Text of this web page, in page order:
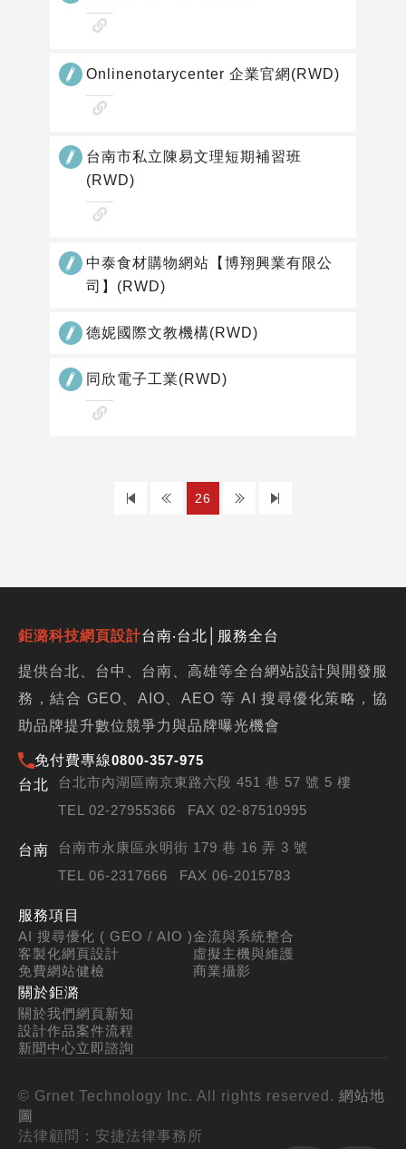
查
網
站
Onlinenotarycenter 企業官網(RWD)
查
網
站
台南市私立陳易文理短期補習班
(RWD)
查
網
站
品
中泰食材購物網站【博翔興業有限公
司】(RWD)
德妮國際文教機構(RWD)
同欣電子工業(RWD)
查
上 26 下
鉅潞科技網頁設計台南‧台北│服務全台
提供台北、台中、台南、高雄等全台網站設計與開發服
務，結合 GEO、AIO、AEO 等 AI 搜尋優化策略，協
助品牌提升數位競爭力與品牌曝光機會
免付費專線0800-357-975
台北
台北市內湖區南京東路六段 451 巷 57 號 5 樓
TEL 02-27955366
FAX 02-87510995
台南
台南市永康區永明街 179 巷 16 弄 3 號
TEL 06-2317666
FAX 06-2015783
服務項目
AI 搜尋優化 ( GEO / AIO )
客製化網頁設計
免費網站健檢
金流與系統整合
虛擬主機與維護
商業攝影
關於鉅潞
關於我們
設計作品
新聞中心
網頁新知
案件流程
立即諮詢
© Grnet Technology Inc. All rights reserved. 網站地
圖
法律顧問：安捷法律事務所